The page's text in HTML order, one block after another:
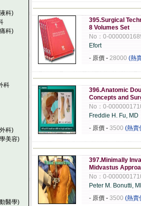
科)
科)
科
科)
美容)
醫學)
395.Surgical
8 Volumes Set
No：0-
Efort
- 原價 - 28000 (熱
396.Anatomic
Concepts and
No：0-
Freddie H. Fu, MD
- 原價 - 3500 (熱賣
397.Minimally
Midvastus
No：0-
Peter M. Bonutti,
- 原價 - 3500 (熱賣